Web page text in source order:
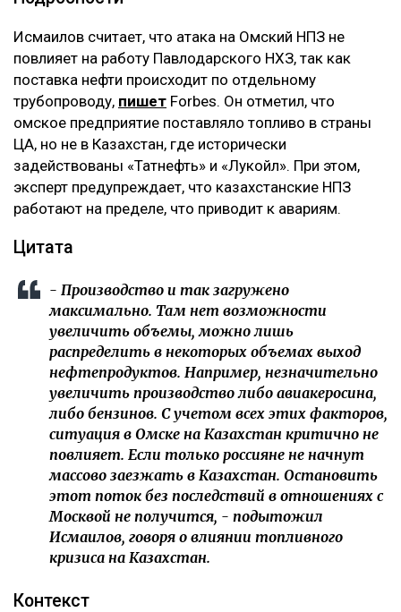
Исмаилов считает, что атака на Омский НПЗ не
повлияет на работу Павлодарского НХЗ, так как
поставка нефти происходит по отдельному
трубопроводу, пишет Forbes. Он отметил, что
омское предприятие поставляло топливо в страны
ЦА, но не в Казахстан, где исторически
задействованы «Татнефть» и «Лукойл». При этом,
эксперт предупреждает, что казахстанские НПЗ
работают на пределе, что приводит к авариям.
Цитата
- Производство и так загружено
максимально. Там нет возможности
увеличить объемы, можно лишь
распределить в некоторых объемах выход
нефтепродуктов. Например, незначительно
увеличить производство либо авиакеросина,
либо бензинов. С учетом всех этих факторов,
ситуация в Омске на Казахстан критично не
повлияет. Если только россияне не начнут
массово заезжать в Казахстан. Остановить
этот поток без последствий в отношениях с
Москвой не получится, - подытожил
Исмаилов, говоря о влиянии топливного
кризиса на Казахстан.
Контекст